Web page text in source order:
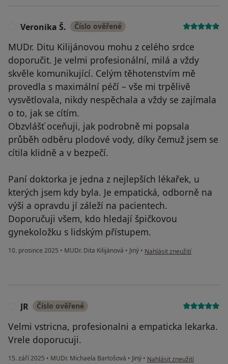
Veronika Š. Číslo ověřené
MUDr. Ditu Kilijánovou mohu z celého srdce
doporučit. Je velmi profesionální, milá a vždy
skvěle komunikující. Celým těhotenstvím mě
provedla s maximální péčí – vše mi trpělivě
vysvětlovala, nikdy nespěchala a vždy se zajímala
o to, jak se cítím.
Obzvlášť oceňuji, jak podrobně mi popsala
průběh odběru plodové vody, díky čemuž jsem se
cítila klidně a v bezpečí.
Paní doktorka je jedna z nejlepších lékařek, u
kterých jsem kdy byla. Je empatická, odborně na
výši a opravdu jí záleží na pacientech.
Doporučuji všem, kdo hledají špičkovou
gynekoložku s lidským přístupem.
10. prosince 2025 • MUDr. Dita Kilijánová • Jiný • podle názoru uživatele
Nahlásit zneužití
JR Číslo ověřené
Velmi vstricna, profesionalni a empaticka lekarka.
Vrele doporucuji.
15. září 2025 • MUDr. Michaela Bartošová • Jiný • podle názoru uživatele JR
Nahlásit zneužití